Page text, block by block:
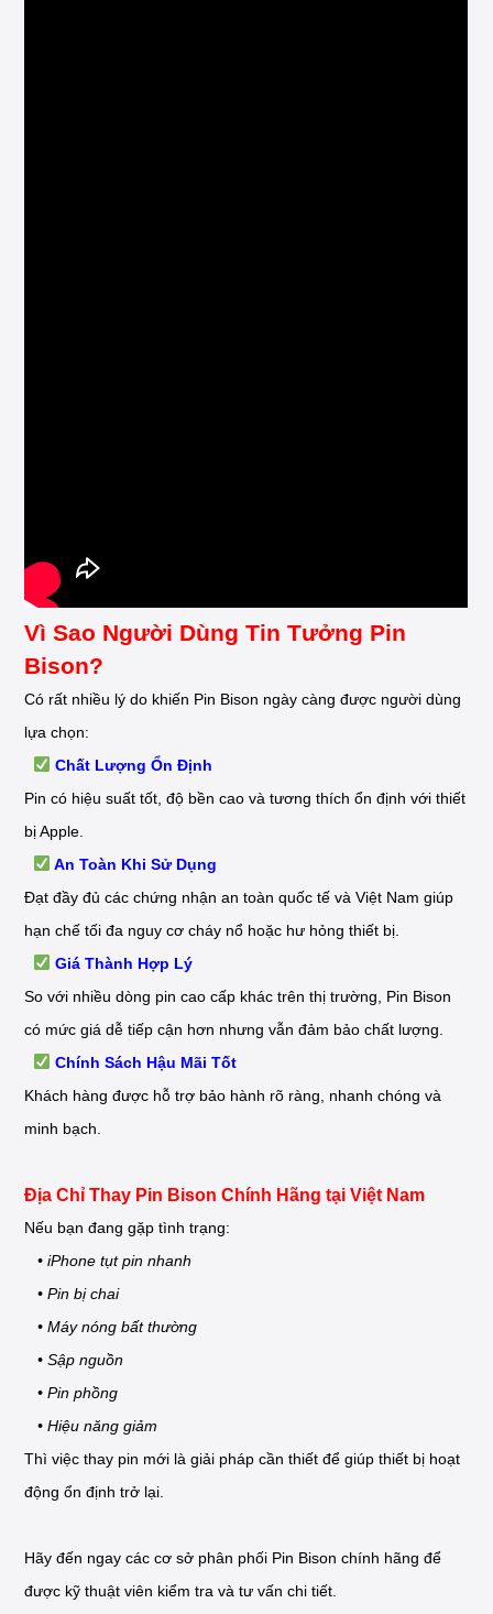
Vì Sao Người Dùng Tin Tưởng Pin
Bison?
Có rất nhiều lý do khiến Pin Bison ngày càng được người dùng
lựa chọn:
Chất Lượng Ổn Định
Pin có hiệu suất tốt, độ bền cao và tương thích ổn định với thiết
bị Apple.
An Toàn Khi Sử Dụng
Đạt đầy đủ các chứng nhận an toàn quốc tế và Việt Nam giúp
hạn chế tối đa nguy cơ cháy nổ hoặc hư hỏng thiết bị.
Giá Thành Hợp Lý
So với nhiều dòng pin cao cấp khác trên thị trường, Pin Bison
có mức giá dễ tiếp cận hơn nhưng vẫn đảm bảo chất lượng.
Chính Sách Hậu Mãi Tốt
Khách hàng được hỗ trợ bảo hành rõ ràng, nhanh chóng và
minh bạch.
Địa Chỉ Thay Pin Bison Chính Hãng tại Việt Nam
Nếu bạn đang gặp tình trạng:
• iPhone tụt pin nhanh
• Pin bị chai
• Máy nóng bất thường
• Sập nguồn
• Pin phồng
• Hiệu năng giảm
Thì việc thay pin mới là giải pháp cần thiết để giúp thiết bị hoạt
động ổn định trở lại.
Hãy đến ngay các cơ sở phân phối Pin Bison chính hãng để
được kỹ thuật viên kiểm tra và tư vấn chi tiết.